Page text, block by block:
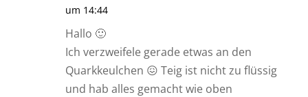
um 14:44
Hallo 🙂
Ich verzweifele gerade etwas an den
Quarkkeulchen 😖 Teig ist nicht zu flüssig
und hab alles gemacht wie oben